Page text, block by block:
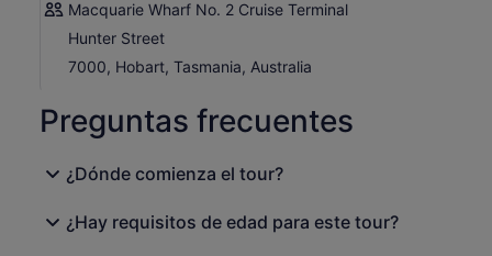
Macquarie Wharf No. 2 Cruise Terminal
Hunter Street
7000, Hobart, Tasmania, Australia
Preguntas frecuentes
¿Dónde comienza el tour?
¿Hay requisitos de edad para este tour?